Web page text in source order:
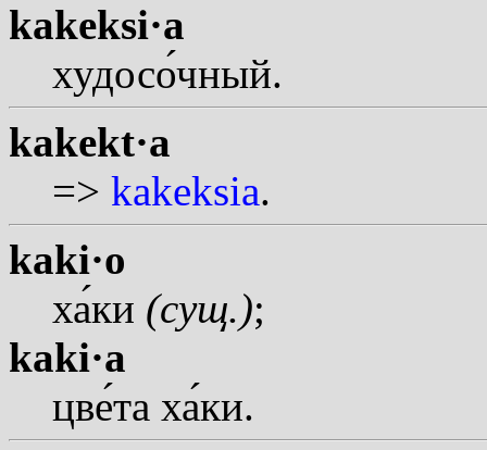
kakeksi·a
худосочный.
kakekt·a
=> kakeksia.
kaki·o
хаки (сущ.);
kaki·a
цвета хаки.